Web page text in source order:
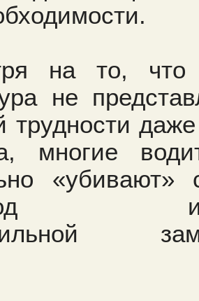
на то, что
не
трудности
многие
«убивают»